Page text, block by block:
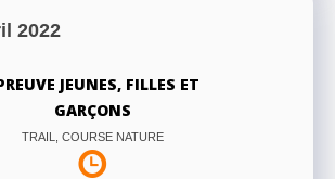
2022
JEUNES, FILLES ET
GARÇONS
TRAIL, COURSE NATURE